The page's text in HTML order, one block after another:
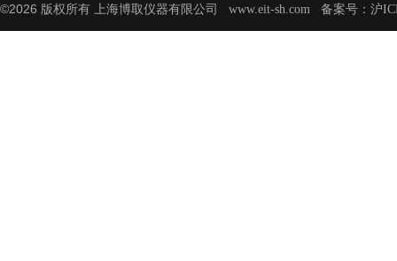
©2026 版权所有 上海博取仪器有限公司 www.eit-sh.com 备案号： 沪